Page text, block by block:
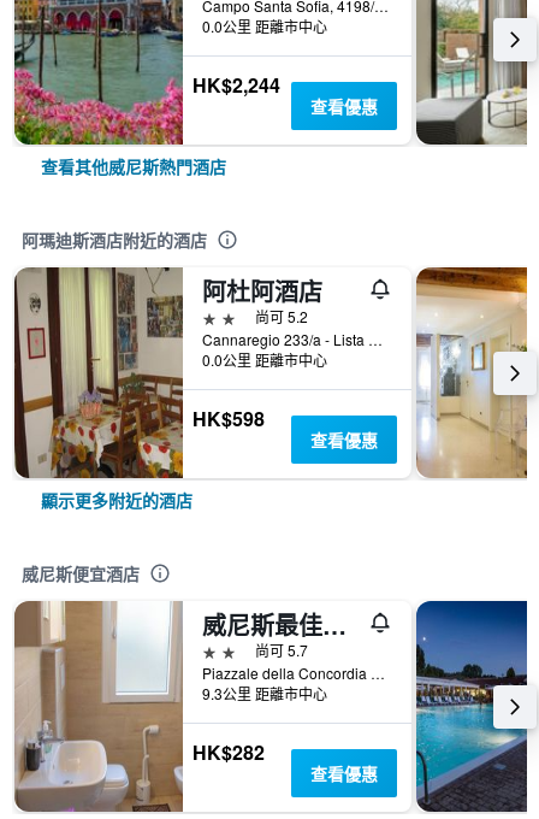
Campo Santa Sofia, 4198/99 Ca' D'Oro, 威尼斯, 威尼托, 義大利
0.0公里 距離市中心
HK$2,244
查看優惠
查看其他威尼斯熱門酒店
阿瑪迪斯酒店附近的酒店
阿杜阿酒店
2星級
尚可 5.2
Cannaregio 233/a - Lista Di Spagna, 威尼斯, 威尼托, 義大利
0.0公里 距離市中心
HK$598
查看優惠
顯示更多附近的酒店
威尼斯便宜酒店
威尼斯最佳假期飯店
2星級
尚可 5.7
Piazzale della Concordia 19, 威尼斯, 威尼托, 義大利
9.3公里 距離市中心
HK$282
查看優惠